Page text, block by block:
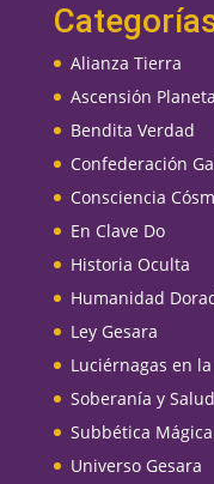
Alianza Tierra
Ascensión
Bendita Verdad
Confederación
Consciencia
En Clave Do
Historia Oculta
Humanidad
Ley Gesara
Luciérnagas en
Soberanía y Salud
Subbética Mágica
Universo Gesara